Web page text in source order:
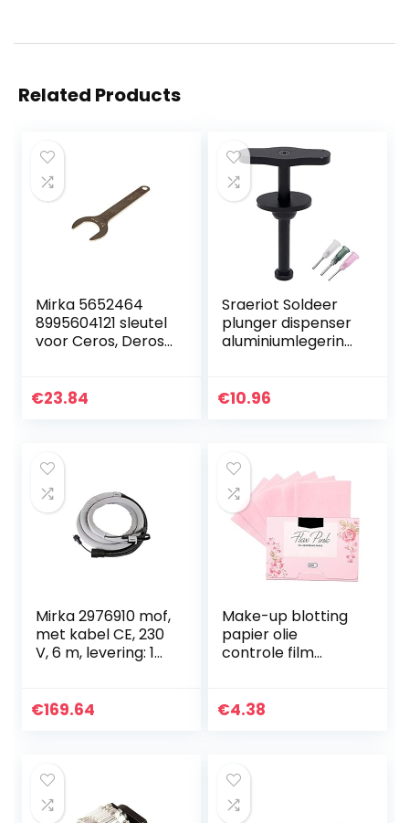
Related Products
Mirka 5652464
8995604121 sleutel
voor Ceros, Deros
€23.84
Sraeriot Soldeer
plunger dispenser
aluminiumlegering
Duwer met naald
€10.96
Mirka 2976910 mof,
met kabel CE, 230
V, 6 m, levering: 1
€169.64
Make-up blotting
papier olie
controle film
olieachtige
€4.38